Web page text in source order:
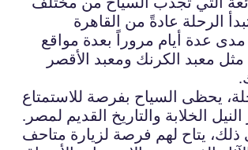
الرحلة عادةً من القاهرة
عدة أيام مروراً بعدة مواقع
معبد الكرنك ومعبد الأقصر
يحظى السياح بفرصة للاستمتاع
الخلابة والتاريخ القديم لمصر.
ذلك، يتاح لهم فرصة لزيارة متاحف